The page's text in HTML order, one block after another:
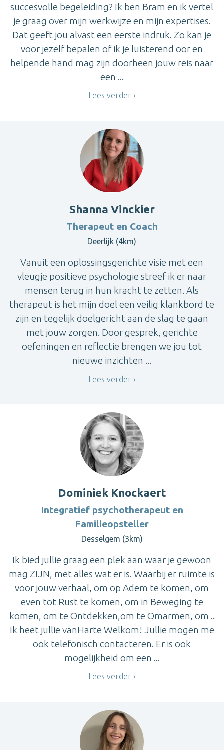
succesvolle begeleiding? Ik ben Bram en ik vertel
je graag over mijn werkwijze en mijn expertises.
Dat geeft jou alvast een eerste indruk. Zo kan je
voor jezelf bepalen of ik je luisterend oor en
helpende hand mag zijn doorheen jouw reis naar
een ...
Lees verder
Shanna Vinckier
Therapeut en Coach
Deerlijk (4km)
Vanuit een oplossingsgerichte visie met een
vleugje positieve psychologie streef ik er naar
mensen terug in hun kracht te zetten. Als
therapeut is het mijn doel een veilig klankbord te
zijn en tegelijk doelgericht aan de slag te gaan
met jouw zorgen. Door gesprek, gerichte
oefeningen en reflectie brengen we jou tot
nieuwe inzichten ...
Lees verder
Dominiek Knockaert
Integratief psychotherapeut en
Familieopsteller
Desselgem (3km)
Ik bied jullie graag een plek aan waar je gewoon
mag ZIJN, met alles wat er is. Waarbij er ruimte is
voor jouw verhaal, om op Adem te komen, om
even tot Rust te komen, om in Beweging te
komen, om te Ontdekken,om te Omarmen, om ..
Ik heet jullie vanHarte Welkom! Jullie mogen me
ook telefonisch contacteren. Er is ook
mogelijkheid om een ...
Lees verder